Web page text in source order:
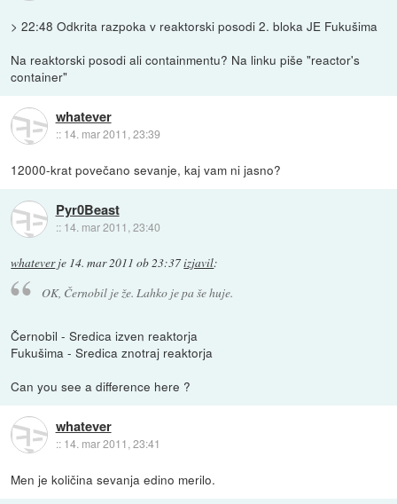
> 22:48 Odkrita razpoka v reaktorski posodi 2. bloka JE Fukušima
Na reaktorski posodi ali containmentu? Na linku piše "reactor's
container"
whatever
:: 14. mar 2011, 23:39
12000-krat povečano sevanje, kaj vam ni jasno?
Pyr0Beast
:: 14. mar 2011, 23:40
whateverje 14. mar 2011 ob 23:37izjavil:
OK, Černobil je že. Lahko je pa še huje.
Černobil - Sredica izven reaktorja
Fukušima - Sredica znotraj reaktorja
Can you see a difference here ?
whatever
:: 14. mar 2011, 23:41
Men je količina sevanja edino merilo.